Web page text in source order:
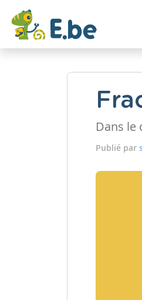
Dans le
Publié par